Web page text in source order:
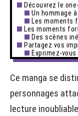
Découvrez le
Un hommage
Les moments
Les moments
Des scènes
Partagez vos
Exprimez-
Ce manga se
personnages
lecture